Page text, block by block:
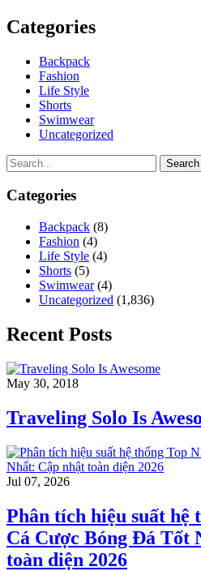
Categories
Backpack
Fashion
Life Style
Shorts
Swimwear
Uncategorized
Search
Categories
Backpack (8)
Fashion (4)
Life Style (4)
Shorts (5)
Swimwear(4)
Uncategorized (1,836)
Recent Posts
May 30, 2018
Traveling Solo Is
Jul 07, 2026
Phân tích hiệu suất hệ
Cá Cược Bóng Đá Tốt
toàn diện 2026